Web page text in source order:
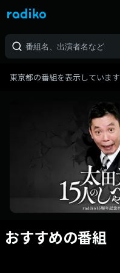
東京都の番組を表示しています
おすすめの番組